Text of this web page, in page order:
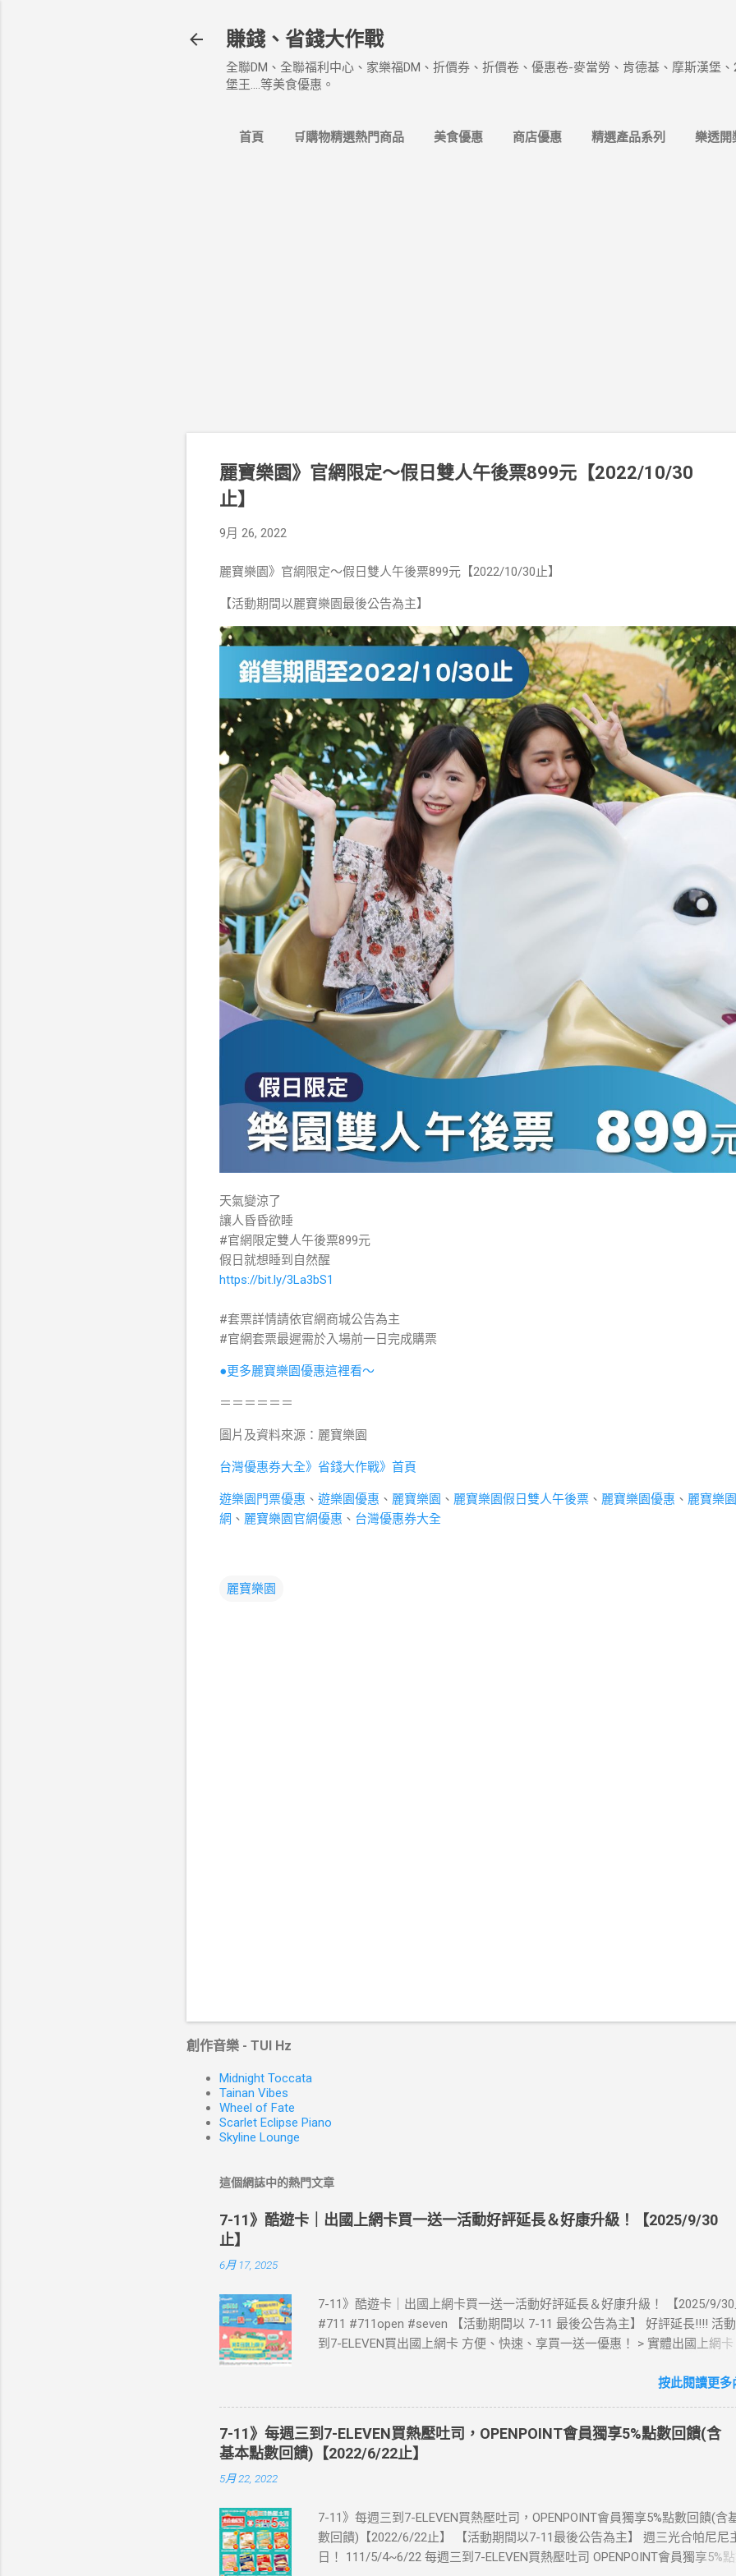
賺錢、省錢大作戰
全聯DM、全聯福利中心、家樂福DM、折價券、折價卷、優惠卷-麥當勞、肯德基、摩斯漢堡
堡王....等美食優惠。
首頁 🛒購物精選熱門商品 美食優惠 商店優惠 精選產品系列 樂透開
麗寶樂園》官網限定～假日雙人午後票899元【2022/10/30
止】
9月 26, 2022
麗寶樂園》官網限定～假日雙人午後票899元【2022/10/30止】
【活動期間以麗寶樂園最後公告為主】
天氣變涼了
讓人昏昏欲睡
#官網限定雙人午後票899元
假日就想睡到自然醒
https://bit.ly/3La3bS1
#套票詳情請依官網商城公告為主
#官網套票最遲需於入場前一日完成購票
●更多麗寶樂園優惠這裡看～
＝＝＝＝＝＝
圖片及資料來源：麗寶樂園
台灣優惠券大全》省錢大作戰》首頁
遊樂園門票優惠 、 遊樂園優惠 、 麗寶樂園 、 麗寶樂園假日雙人午後票 、 麗寶樂園優惠 、 麗寶樂
網 、 麗寶樂園官網優惠 、 台灣優惠券大全
麗寶樂園
創作音樂 - TUI Hz
Midnight Toccata
Tainan Vibes
Wheel of Fate
Scarlet Eclipse Piano
Skyline Lounge
這個網誌中的熱門文章
7-11》酷遊卡｜出國上網卡買一送一活動好評延長＆好康升級！【2025/9/30
止】
6月 17, 2025
7-11》酷遊卡｜出國上網卡買一送一活動好評延長＆好康升級！ 【2025/9/
#711 #711open #seven 【活動期間以 7-11 最後公告為主】 好評延長!!!! 活
到7-ELEVEN買出國上網卡 方便、快速、享買一送一優惠！ > 實體出國上網
站登錄 【點我登錄】 ) > eSIM出國上網卡：好康升級！購買eSIM「吃到飽」
📣 再也不怕忘記買上網卡啦～快跟你要出國的朋友說～速速來超商買省錢又
·活動詳情：好康優惠看這邊 【點我看好康優惠】 ·eSIM ibon 購買教學 【點
教學】 📲 全球上網首選，速度穩定，落地秒連上網 🌏 日、韓、東南亞、中
eSIM適用機型： ※注意：裝置支援型號可能因各區域販售而有差異，請自行
裝置是否可使用eSIM ●用撥號按鍵撥打「*#06#」，如出現 EID 的條碼或文
示您的手機支援 eSIM 功能。 ●不支援鎖卡機、平板、電信業者客製機、網路
按此閱讀更多
7-11》每週三到7-ELEVEN買熱壓吐司，OPENPOINT會員獨享5%點數回饋(含
基本點數回饋)【2022/6/22止】
5月 22, 2022
7-11》每週三到7-ELEVEN買熱壓吐司，OPENPOINT會員獨享5%點數回饋(含
數回饋)【2022/6/22止】 【活動期間以7-11最後公告為主】 週三光合帕尼尼
日！ 111/5/4~6/22 每週三到7-ELEVEN買熱壓吐司 OPENPOINT會員獨享5%